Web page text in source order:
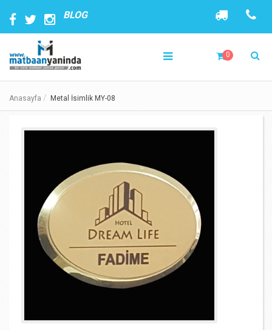
BLOG
0
Anasayfa Metal İsimlik MY-08